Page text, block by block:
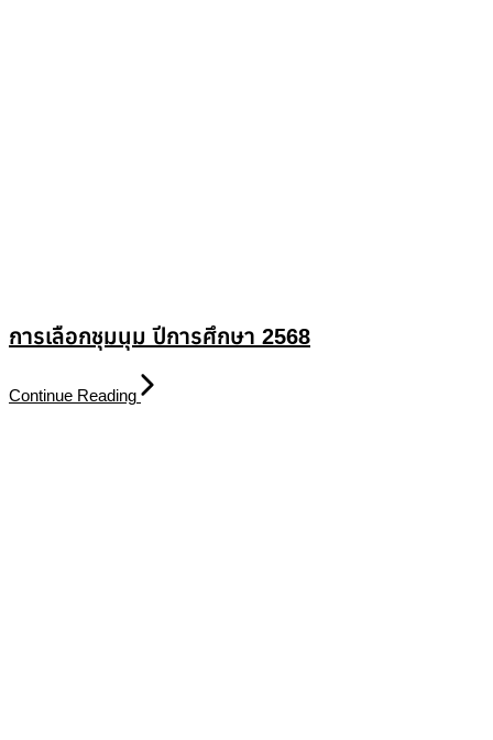
การเลือกชุมนุม ปีการศึกษา 2568
Continue Reading